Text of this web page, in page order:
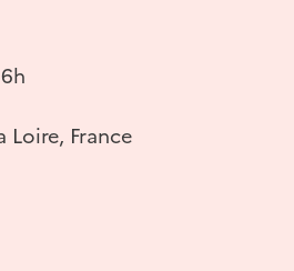
Loire, France